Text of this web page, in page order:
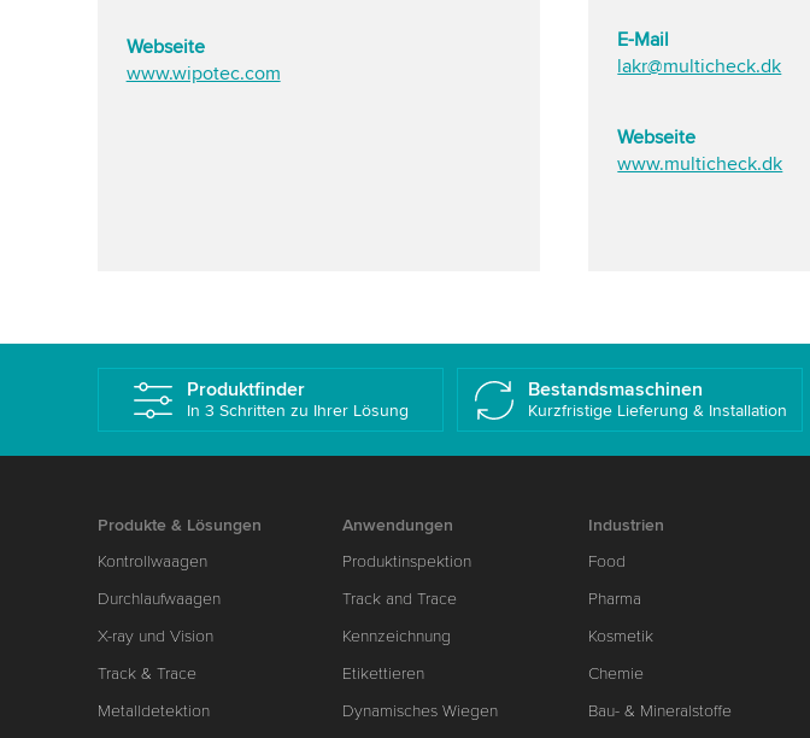
Webseite
www.wipotec.com
E-Mail
lakr@multicheck.dk
Webseite
www.multicheck.dk
Produktfinder
In 3 Schritten zu Ihrer Lösung
Bestandsmaschinen
Kurzfristige Lieferung & Installation
Produkte & Lösungen
Kontrollwaagen
Durchlaufwaagen
X-ray und Vision
Track & Trace
Metalldetektion
Anwendungen
Produktinspektion
Track and Trace
Kennzeichnung
Etikettieren
Dynamisches Wiegen
Industrien
Food
Pharma
Kosmetik
Chemie
Bau- & Mineralstoffe